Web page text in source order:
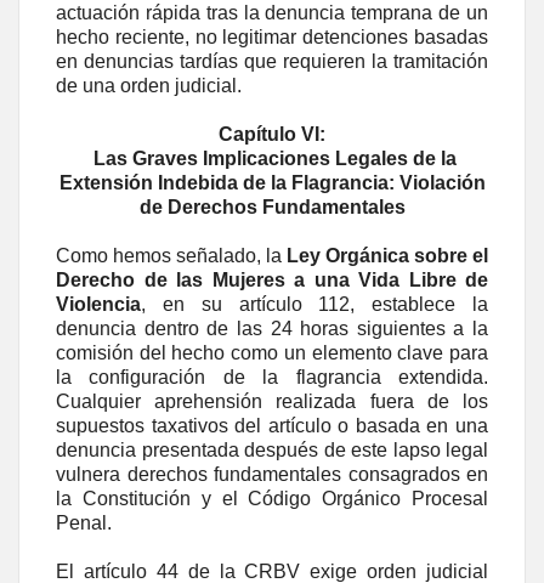
actuación rápida tras la denuncia temprana de un
hecho reciente, no legitimar detenciones basadas
en denuncias tardías que requieren la tramitación
de una orden judicial.
Capítulo VI:
Las Graves Implicaciones Legales de la
Extensión Indebida de la Flagrancia: Violación
de Derechos Fundamentales
Como hemos señalado, la Ley Orgánica sobre el
Derecho de las Mujeres a una Vida Libre de
Violencia, en su artículo 112, establece la
denuncia dentro de las 24 horas siguientes a la
comisión del hecho como un elemento clave para
la configuración de la flagrancia extendida.
Cualquier aprehensión realizada fuera de los
supuestos taxativos del artículo o basada en una
denuncia presentada después de este lapso legal
vulnera derechos fundamentales consagrados en
la Constitución y el Código Orgánico Procesal
Penal.
El artículo 44 de la CRBV exige orden judicial